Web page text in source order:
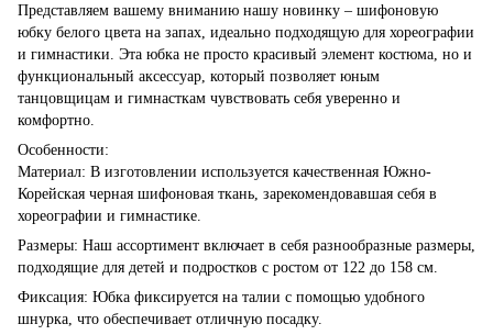
Представляем вашему вниманию нашу новинку – шифоновую
юбку белого цвета на запах, идеально подходящую для хореографии
и гимнастики. Эта юбка не просто красивый элемент костюма, но и
функциональный аксессуар, который позволяет юным
танцовщицам и гимнасткам чувствовать себя уверенно и
комфортно.
Особенности:
Материал: В изготовлении используется качественная Южно-
Корейская черная шифоновая ткань, зарекомендовавшая себя в
хореографии и гимнастике.
Размеры: Наш ассортимент включает в себя разнообразные размеры,
подходящие для детей и подростков с ростом от 122 до 158 см.
Фиксация: Юбка фиксируется на талии с помощью удобного
шнурка, что обеспечивает отличную посадку.